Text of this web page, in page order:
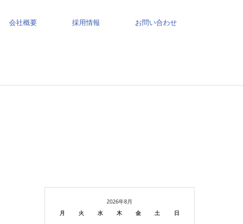
会社概要 採用情報 お問い合わせ
2026年8月
月
火 水 木 金 土 日